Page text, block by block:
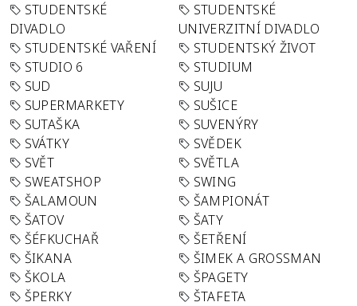
STUDENTSKÉ
DIVADLO
STUDENTSKÉ
UNIVERZITNÍ DIVADLO
STUDENTSKÉ VAŘENÍ
STUDENTSKÝ ŽIVOT
STUDIO 6
STUDIUM
SUD
SUJU
SUPERMARKETY
SUŠICE
SUTAŠKA
SUVENÝRY
SVÁTKY
SVĚDEK
SVĚT
SVĚTLA
SWEATSHOP
SWING
ŠALAMOUN
ŠAMPIONÁT
ŠATOV
ŠATY
ŠÉFKUCHAŘ
ŠETŘENÍ
ŠIKANA
ŠIMEK A GROSSMAN
ŠKOLA
ŠPAGETY
ŠPERKY
ŠTAFETA